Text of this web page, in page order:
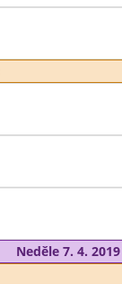
Neděle 7. 4. 2019